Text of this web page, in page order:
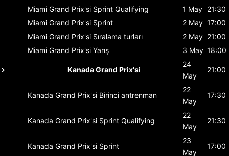
Miami Grand Prix'si Sprint Qualifying 1 May 21:30
Miami Grand Prix'si Sprint 2 May 17:00
Miami Grand Prix'si Sıralama turları 2 May 21:00
Miami Grand Prix'si Yarış 3 May 18:00
Kanada Grand Prix'si
24
May
21:00
Kanada Grand Prix'si Birinci antrenman
22
May
17:30
Kanada Grand Prix'si Sprint Qualifying
22
May
21:30
Kanada Grand Prix'si Sprint
23
May
17:00